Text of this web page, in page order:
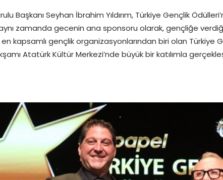
Başkanı Seyhan İbrahim Yıldırım, Türkiye Gençlik
zamanda gecenin ana sponsoru olarak, gençliğe
kapsamlı gençlik organizasyonlarından biri olan Türkiye
Atatürk Kültür Merkezi’nde büyük bir katılımla